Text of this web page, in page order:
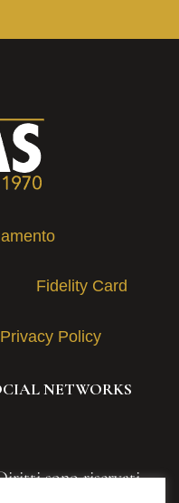
Fidelity Card
Privacy Policy
NETWORKS
sono riservati -